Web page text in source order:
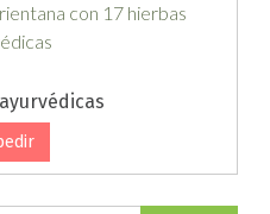
con 17 hierbas